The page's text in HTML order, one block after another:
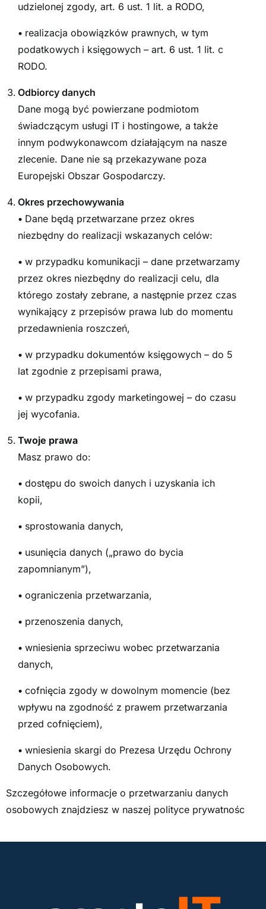
udzielonej zgody, art. 6 ust. 1 lit. a RODO,
• realizacja obowiązków prawnych, w tym
podatkowych i księgowych – art. 6 ust. 1 lit. c
RODO.
Odbiorcy danych
Dane mogą być powierzane podmiotom
świadczącym usługi IT i hostingowe, a także
innym podwykonawcom działającym na nasze
zlecenie. Dane nie są przekazywane poza
Europejski Obszar Gospodarczy.
Okres przechowywania
• Dane będą przetwarzane przez okres
niezbędny do realizacji wskazanych celów:
• w przypadku komunikacji – dane przetwarzamy
przez okres niezbędny do realizacji celu, dla
którego zostały zebrane, a następnie przez czas
wynikający z przepisów prawa lub do momentu
przedawnienia roszczeń,
• w przypadku dokumentów księgowych – do 5
lat zgodnie z przepisami prawa,
• w przypadku zgody marketingowej – do czasu
jej wycofania.
Twoje prawa
Masz prawo do:
• dostępu do swoich danych i uzyskania ich
kopii,
• sprostowania danych,
• usunięcia danych („prawo do bycia
zapomnianym”),
• ograniczenia przetwarzania,
• przenoszenia danych,
• wniesienia sprzeciwu wobec przetwarzania
danych,
• cofnięcia zgody w dowolnym momencie (bez
wpływu na zgodność z prawem przetwarzania
przed cofnięciem),
• wniesienia skargi do Prezesa Urzędu Ochrony
Danych Osobowych.
Szczegółowe informacje o przetwarzaniu danych
osobowych znajdziesz w naszej polityce prywatnośc